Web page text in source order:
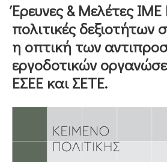
ΠΡΟΓΡΑΜΜΑΤΑ
ΕΠΙΜΕΛΗΤΗΡΙΟΥ
ΣΥΜΜΕΤΟΧΗ
ΣΕ
ΕΠΙΚΑΙΡΟΤΗΤΑ
ΕΠΙΚΟΙΝΩΝΙΑ
Έρευνες & Μελέτες ΙΜΕ
πολιτικές δεξιοτήτων
η οπτική των
εργοδοτικών
ΕΣΕΕ και ΣΕΤΕ.